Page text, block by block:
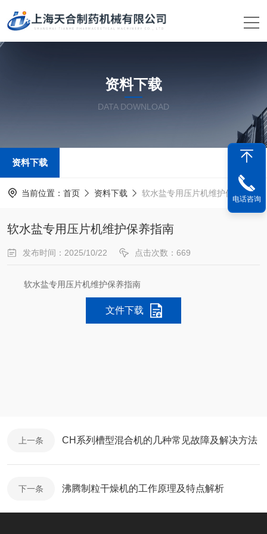
资料下载
DATA DOWNLOAD
资料下载
当前位置： 首页 资料下载 软水盐专用压片机维护保养指南
软水盐专用压片机维护保养指南
发布时间：2025/10/22 点击次数：669
软水盐专用压片机维护保养指南
文件下载
上一条 CH系列槽型混合机的几种常见故障及解决方法
下一条 沸腾制粒干燥机的工作原理及特点解析
电话咨询